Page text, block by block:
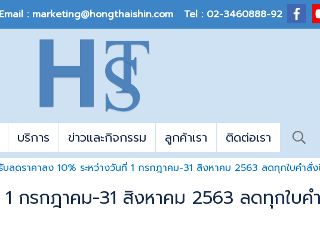
Email : marketing@hongthaishin.com Tel : 02-3460888-92
บริการ ข่าวและกิจกรรม ลูกค้าเรา ติดต่อเรา
บลดราคาลง 10% ระหว่างวันที่ 1 กรกฎาคม-31 สิงหาคม 2563 ลดทุกใบคำสั่ง
กรกฎาคม-31 สิงหาคม 2563 ลดทุกใบค